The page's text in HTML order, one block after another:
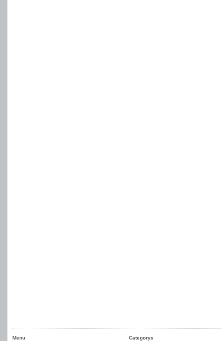
Menu
Categorys